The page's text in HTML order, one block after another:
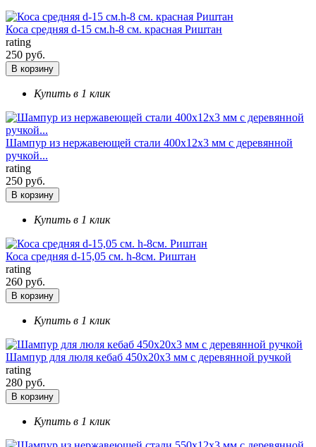
Коса средняя d-15 см.h-8 см. красная Риштан
rating
250 руб.
В корзину
Купить в 1 клик
Шампур из нержавеющей стали 400х12х3 мм с деревянной
ручкой...
rating
250 руб.
В корзину
Купить в 1 клик
Коса средняя d-15,05 см. h-8см. Риштан
rating
260 руб.
В корзину
Купить в 1 клик
Шампур для люля кебаб 450х20х3 мм с деревянной ручкой
rating
280 руб.
В корзину
Купить в 1 клик